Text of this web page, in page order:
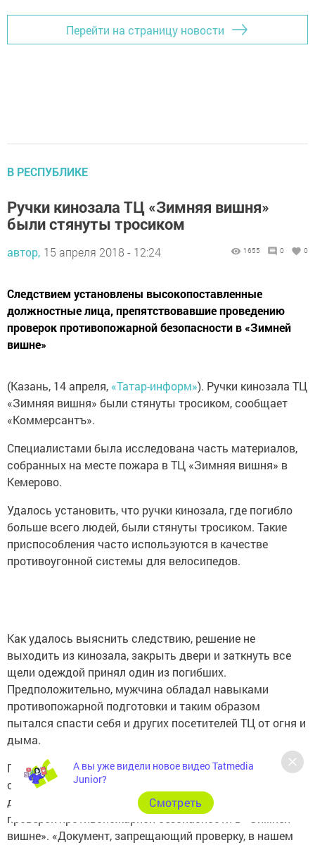
Перейти на страницу новости
В РЕСПУБЛИКЕ
Ручки кинозала ТЦ «Зимняя вишня»
были стянуты тросиком
автор, 15 апреля 2018 - 12:24 1655 0 0
Следствием установлены высокопоставленные
должностные лица, препятствовавшие проведению
проверок противопожарной безопасности в «Зимней
вишне»
(Казань, 14 апреля, «Татар-информ»). Ручки кинозала ТЦ
«Зимняя вишня» были стянуты тросиком, сообщает
«Коммерсантъ».
Специалистами была исследована часть материалов,
собранных на месте пожара в ТЦ «Зимняя вишня» в
Кемерово.
Удалось установить, что ручки кинозала, где погибло
больше всего людей, были стянуты тросиком. Такие
приспособления часто используются в качестве
противоугонной системы для велосипедов.
Как удалось выяснить следствию, решение не
выходить из кинозала, закрыть двери и заткнуть все
щели одеждой принял один из погибших.
Предположительно, мужчина обладал навыками
противопожарной подготовки и таким образом
пытался спасти себя и других посетителей ТЦ от огня и
дыма.
Председатель СКР Александр Бастрыкин заявил, что
следствием установлены высокопоставленные
должностные лица, препятствовавшие проведению
проверок противопожарной безопасности в «Зимней
вишне». «Документ, запрещающий проверку, в нашем
А вы уже видели новое видео Tatmedia
Junior?
Cмотреть